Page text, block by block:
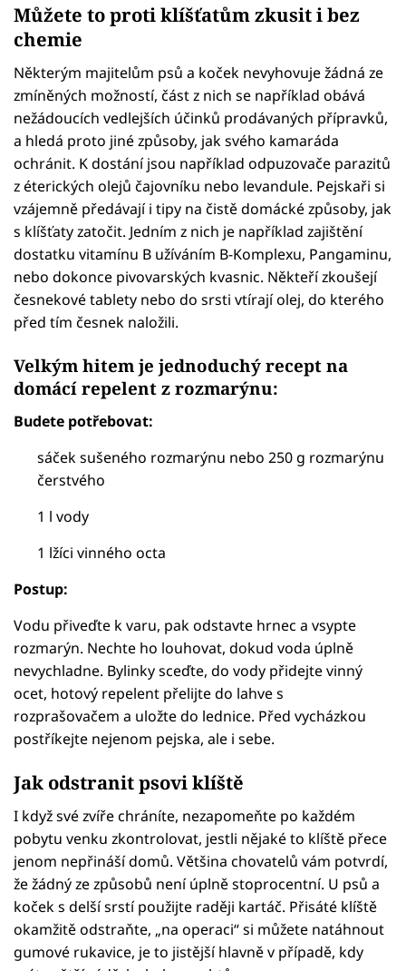
Můžete to proti klíšťatům zkusit i bez
chemie
Některým majitelům psů a koček nevyhovuje žádná ze
zmíněných možností, část z nich se například obává
nežádoucích vedlejších účinků prodávaných přípravků,
a hledá proto jiné způsoby, jak svého kamaráda
ochránit. K dostání jsou například odpuzovače parazitů
z éterických olejů čajovníku nebo levandule. Pejskaři si
vzájemně předávají i tipy na čistě domácké způsoby, jak
s klíšťaty zatočit. Jedním z nich je například zajištění
dostatku vitamínu B užíváním B-Komplexu, Pangaminu,
nebo dokonce pivovarských kvasnic. Někteří zkoušejí
česnekové tablety nebo do srsti vtírají olej, do kterého
před tím česnek naložili.
Velkým hitem je jednoduchý recept na
domácí repelent z rozmarýnu:
Budete potřebovat:
sáček sušeného rozmarýnu nebo 250 g rozmarýnu
čerstvého
1 l vody
1 lžíci vinného octa
Postup:
Vodu přiveďte k varu, pak odstavte hrnec a vsypte
rozmarýn. Nechte ho louhovat, dokud voda úplně
nevychladne. Bylinky sceďte, do vody přidejte vinný
ocet, hotový repelent přelijte do lahve s
rozprašovačem a uložte do lednice. Před vycházkou
postříkejte nejenom pejska, ale i sebe.
Jak odstranit psovi klíště
I když své zvíře chráníte, nezapomeňte po každém
pobytu venku zkontrolovat, jestli nějaké to klíště přece
jenom nepřináší domů. Většina chovatelů vám potvrdí,
že žádný ze způsobů není úplně stoprocentní. U psů a
koček s delší srstí použijte raději kartáč. Přisáté klíště
okamžitě odstraňte, „na operaci“ si můžete natáhnout
gumové rukavice, je to jistější hlavně v případě, kdy